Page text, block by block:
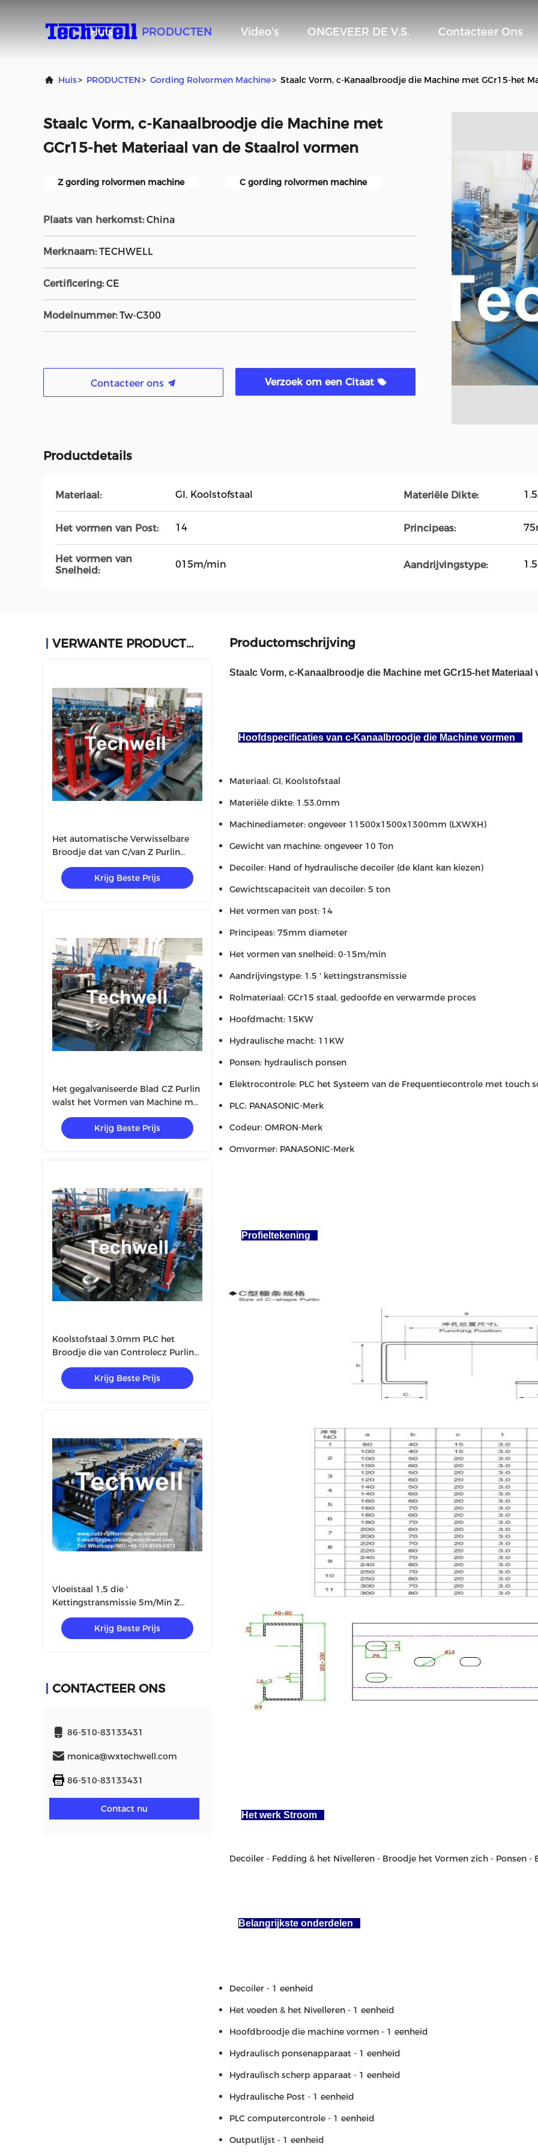
Huis PRODUCTEN Video's ONGEVEER DE V.S. Contacteer Ons
Huis> PRODUCTEN> Gording Rolvormen Machine> Staalc Vorm, c-Kanaalbroodje die Machine met GCr15-het
Staalc Vorm, c-Kanaalbroodje die Machine met
GCr15-het Materiaal van de Staalrol vormen
Z gording rolvormen machine C gording rolvormen machine
Plaats van herkomst: China
Merknaam: TECHWELL
Certificering: CE
Modelnummer: Tw-C300
Contacteer ons Verzoek om een Citaat
Productdetails
Materiaal: GI, Koolstofstaal Materiële Dikte:
Het vormen van Post: 14 Principeas:
Het vormen van
Snelheid:
015m/min Aandrijvingstype:
VERWANTE PRODUCTEN
Het automatische Verwisselbare
Broodje dat van C/van Z Purlin
Machine met Hydraulisch Scherp
Type vormtKrijg Beste Prijs
Het gegalvaniseerde Blad CZ Purlin
walst het Vormen van Machine met
Pre-Cutting Apparaat & 1,5
Duimketen Transmissie koud
Krijg Beste Prijs
Koolstofstaal 3.0mm PLC het
Broodje die van Controlecz Purlin
Machine vormen
Krijg Beste Prijs
Vloeistaal 1,5 die '
Kettingstransmissie 5m/Min Z
Purlin Machine maken
Krijg Beste Prijs
CONTACTEER ONS
86-510-83133431
monica@wxtechwell.com
86-510-83133431
Contact nu
Productomschrijving
Staalc Vorm, c-Kanaalbroodje die Machine met GCr15-het Materiaal
Hoofdspecificaties van c-Kanaalbroodje die Machine vormen
Materiaal: GI, Koolstofstaal
Materiële dikte: 1.53.0mm
Machinediameter: ongeveer 11500x1500x1300mm (LXWXH)
Gewicht van machine: ongeveer 10 Ton
Decoiler: Hand of hydraulische decoiler (de klant kan kiezen)
Gewichtscapaciteit van decoiler: 5 ton
Het vormen van post: 14
Principeas: 75mm diameter
Het vormen van snelheid: 0-15m/min
Aandrijvingstype: 1.5 ' kettingstransmissie
Rolmateriaal: GCr15 staal, gedoofde en verwarmde proces
Hoofdmacht: 15KW
Hydraulische macht: 11KW
Ponsen: hydraulisch ponsen
Elektrocontrole: PLC het Systeem van de Frequentiecontrole met touch
PLC: PANASONIC-Merk
Codeur: OMRON-Merk
Omvormer: PANASONIC-Merk
Profieltekening
Het werk Stroom
Decoiler - Fedding & het Nivelleren - Broodje het Vormen zich - Ponsen
Belangrijkste onderdelen
Decoiler - 1 eenheid
Het voeden & het Nivelleren - 1 eenheid
Hoofdbroodje die machine vormen - 1 eenheid
Hydraulisch ponsenapparaat - 1 eenheid
Hydraulisch scherp apparaat - 1 eenheid
Hydraulische Post - 1 eenheid
PLC computercontrole - 1 eenheid
Outputlijst - 1 eenheid